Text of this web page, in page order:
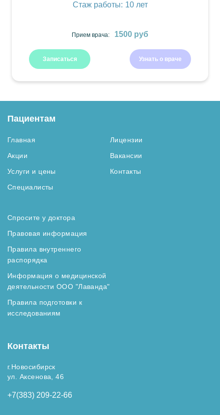
Стаж работы: 10 лет
Прием врача: 1500 руб
Записаться Узнать о враче
Пациентам
Главная
Акции
Услуги и цены
Специалисты
Лицензии
Вакансии
Контакты
Спросите у доктора
Правовая информация
Правила внутреннего
распорядка
Информация о медицинской
деятельности ООО "Лаванда"
Правила подготовки к
исследованиям
Контакты
г.Новосибирск
ул. Аксенова, 46
+7(383) 209-22-66